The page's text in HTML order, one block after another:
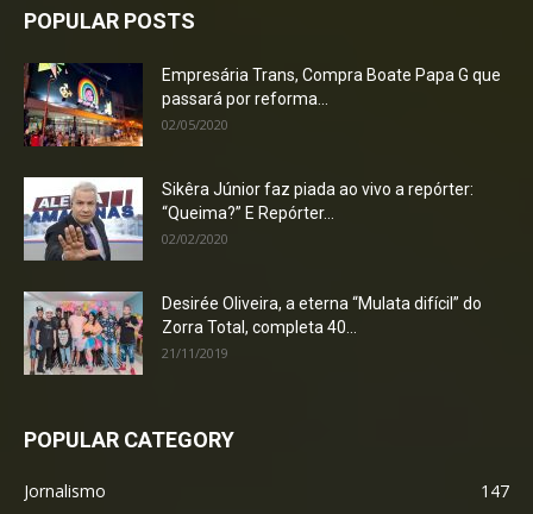
POPULAR POSTS
Empresária Trans, Compra Boate Papa G que
passará por reforma...
02/05/2020
Sikêra Júnior faz piada ao vivo a repórter:
“Queima?” E Repórter...
02/02/2020
Desirée Oliveira, a eterna “Mulata difícil” do
Zorra Total, completa 40...
21/11/2019
POPULAR CATEGORY
Jornalismo
147